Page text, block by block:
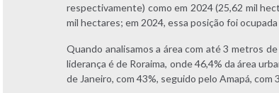
respectivamente) como em 2024 (25,62 mil
mil hectares; em 2024, essa posição foi
Quando analisamos a área com até 3 metros
liderança é de Roraima, onde 46,4% da área
de Janeiro, com 43%, seguido pelo Amapá, com